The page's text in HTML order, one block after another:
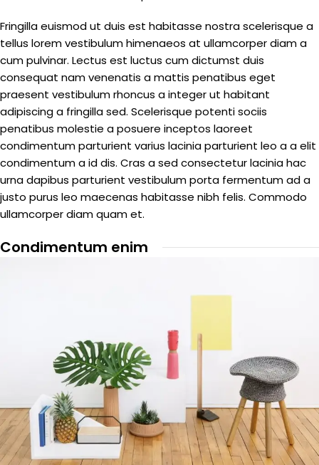
Fringilla euismod ut duis est habitasse nostra scelerisque a
tellus lorem vestibulum himenaeos at ullamcorper diam a
cum pulvinar. Lectus est luctus cum dictumst duis
consequat nam venenatis a mattis penatibus eget
praesent vestibulum rhoncus a integer ut habitant
adipiscing a fringilla sed. Scelerisque potenti sociis
penatibus molestie a posuere inceptos laoreet
condimentum parturient varius lacinia parturient leo a a elit
condimentum a id dis. Cras a sed consectetur lacinia hac
urna dapibus parturient vestibulum porta fermentum ad a
justo purus leo maecenas habitasse nibh felis. Commodo
ullamcorper diam quam et.
Condimentum enim